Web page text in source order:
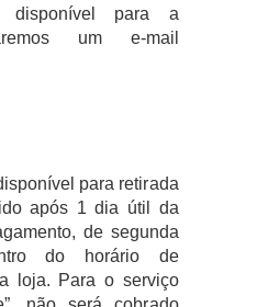
disponível para a
um e-mail
para retirada
após 1 dia útil da
de segunda
do horário de
loja. Para o serviço